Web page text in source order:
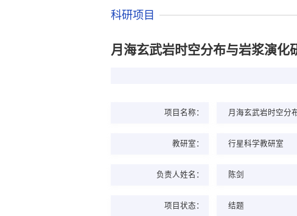
科研项目
月海玄武岩时空分布与岩浆演化
项目名称： 月海玄武岩时空分
教研室： 行星科学教研室
负责人姓名： 陈剑
项目状态： 结题